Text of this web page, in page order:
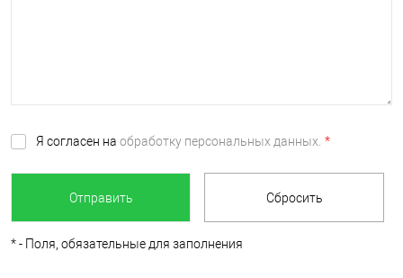
Я согласен на обработку персональных данных. *
*- Поля, обязательные для заполнения